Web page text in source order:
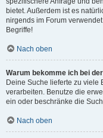
bietet. Außerdem ist es
nirgends im Forum
Begriffe!
Nach oben
Warum bekomme ich bei
Deine Suche lieferte zu viele
verarbeiten. Benutze die
ein oder beschränke die
Nach oben